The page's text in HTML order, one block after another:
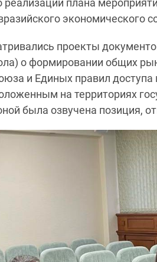
реализации плана
экономического
проекты
о формировании общих
и Единых правил
на территориях
была озвучена позиция,